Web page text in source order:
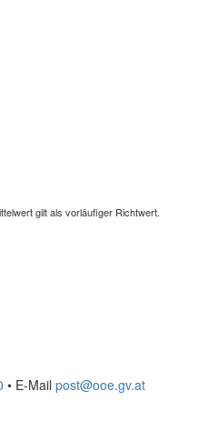
gilt als vorläufiger Richtwert.
• E-Mail post@ooe.gv.at